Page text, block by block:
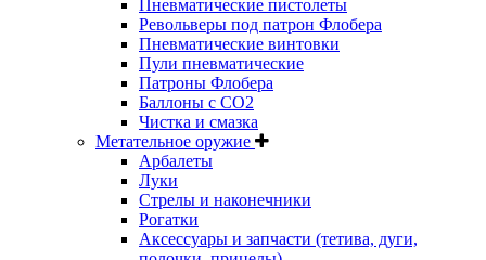
Пневматические пистолеты
Револьверы под патрон Флобера
Пневматические винтовки
Пули пневматические
Патроны Флобера
Баллоны с CO2
Чистка и смазка
Метательное оружие
Арбалеты
Луки
Стрелы и наконечники
Рогатки
Аксессуары и запчасти (тетива, дуги,